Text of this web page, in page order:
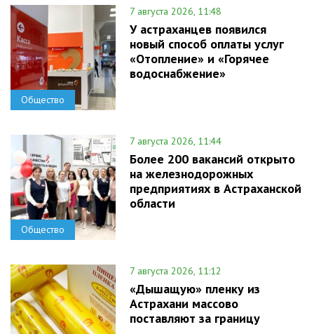
Общество
7 августа 2026, 11:48
У астраханцев появился
новый способ оплаты услуг
«Отопление» и «Горячее
водоснабжение»
Общество
7 августа 2026, 11:44
Более 200 вакансий открыто
на железнодорожных
предприятиях в Астраханской
области
7 августа 2026, 11:12
«Дышащую» пленку из
Астрахани массово
поставляют за границу